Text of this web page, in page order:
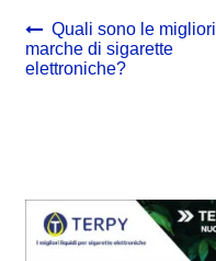
Navigazione
articoli
Previous
post:
Quali sono le migliori
marche di sigarette
elettroniche?